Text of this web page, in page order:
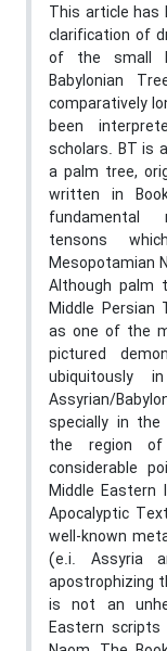
This article has
clarification of
of the small
Babylonian
comparatively
been
scholars. BT is
a palm tree,
written in
fundamental
tensons
Mesopotamian
Although palm
Middle Persian
as one of the
pictured
Assyrian/
specially in
the region
considerable
Middle Eastern
Apocalyptic
well-known
(e.i. Assyria
apostrophizing
is not an
Eastern